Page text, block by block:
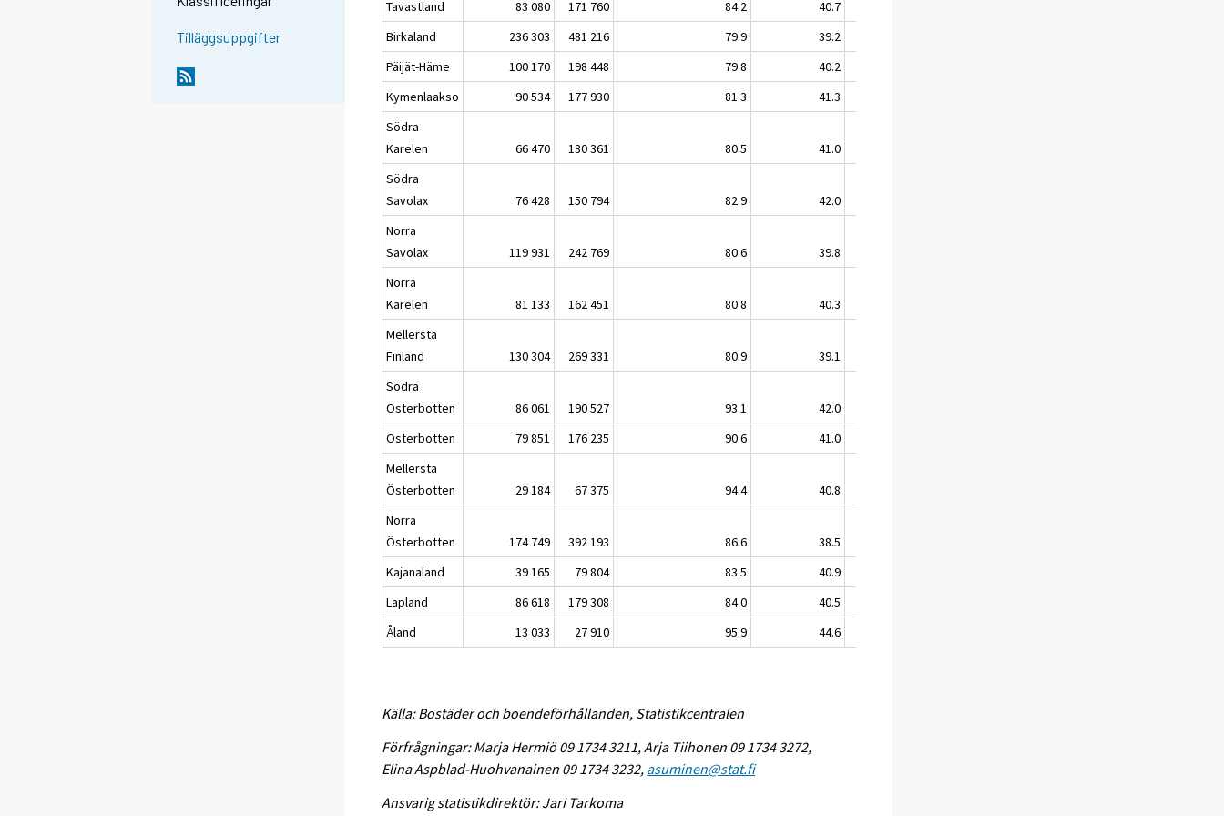
Tilläggsuppgifter
Tavastland 83 080 171 760 84.2 40.7
Birkaland
236 303 481 216 79.9 39.2
Päijät-Häme
100 170 198 448 79.8 40.2
Kymenlaakso
90 534 177 930 81.3 41.3
Södra
Karelen
66 470 130 361 80.5 41.0
Södra
Savolax
76 428 150 794 82.9 42.0
Norra
Savolax
119 931 242 769 80.6 39.8
Norra
Karelen
81 133 162 451 80.8 40.3
Mellersta
Finland
130 304 269 331 80.9 39.1
Södra
Österbotten
86 061 190 527 93.1 42.0
Österbotten
79 851 176 235 90.6 41.0
Mellersta
Österbotten
29 184 67 375 94.4 40.8
Norra
Österbotten
174 749 392 193 86.6 38.5
Kajanaland
39 165 79 804 83.5 40.9
Lapland
86 618 179 308 84.0 40.5
Åland
13 033 27 910 95.9 44.6
Källa: Bostäder och boendeförhållanden, Statistikcentralen
Förfrågningar: Marja Hermiö 09 1734 3211, Arja Tiihonen 09 1734 3272,
Elina Aspblad-Huohvanainen 09 1734 3232, asuminen@stat.fi
Ansvarig statistikdirektör: Jari Tarkoma